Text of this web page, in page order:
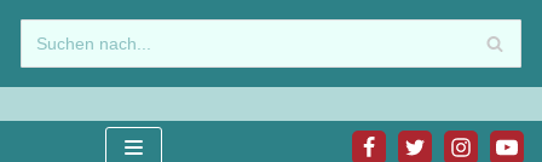
Zum
Inhalt
springen